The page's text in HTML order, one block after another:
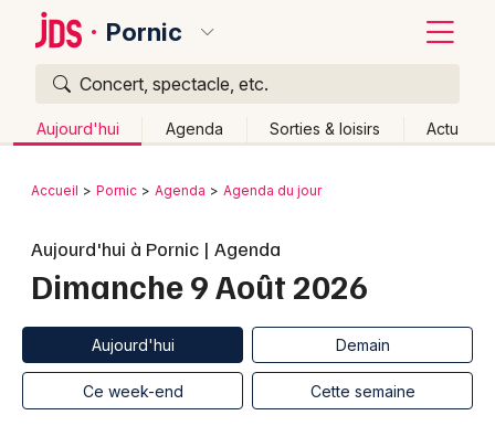
Pornic
Concert, spectacle, etc.
Aujourd'hui Agenda Sorties & loisirs Actu
Publier un événement
Grands événements
Activité & Expérience
Colmar
Lille
Lyon
Marseille
Retour
Accueil Pornic Agenda Agenda du jour
Aujourd'hui à Pornic | Agenda
Dimanche 9 Août 2026
Aujourd'hui Demain
Ce week-end Cette semaine
Quoi ?
Où ?
Pays de la Loire
Partout Près de moi
Quand ?
Effacer les dates
Aujourd'hui
Demain Ce week-end Autre